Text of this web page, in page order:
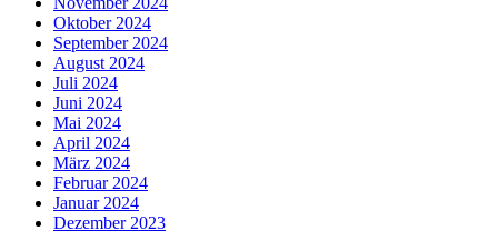
Oktober 2024
September 2024
August 2024
Juli 2024
Juni 2024
Mai 2024
April 2024
März 2024
Februar 2024
Januar 2024
Dezember 2023